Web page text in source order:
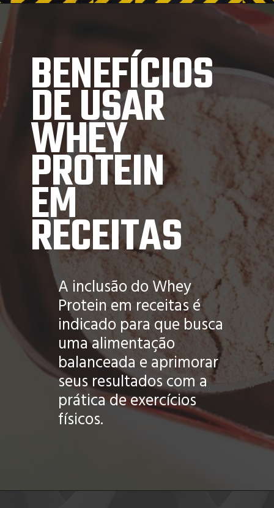
BENEFÍCIOS
DE USAR
WHEY
PROTEIN
EM
RECEITAS
A inclusão do Whey
Protein em receitas é
indicado para que busca
uma alimentação
balanceada e aprimorar
seus resultados com a
prática de exercícios
físicos.